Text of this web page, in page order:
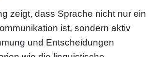
zeigt, dass Sprache nicht nur ein
ist, sondern aktiv
und Entscheidungen